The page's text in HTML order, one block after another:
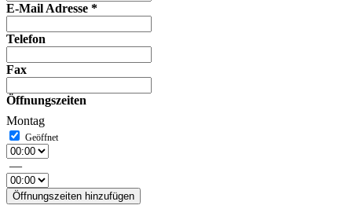
E-Mail Adresse *
Telefon
Fax
Öffnungszeiten
Montag
—
Öffnungszeiten hinzufügen